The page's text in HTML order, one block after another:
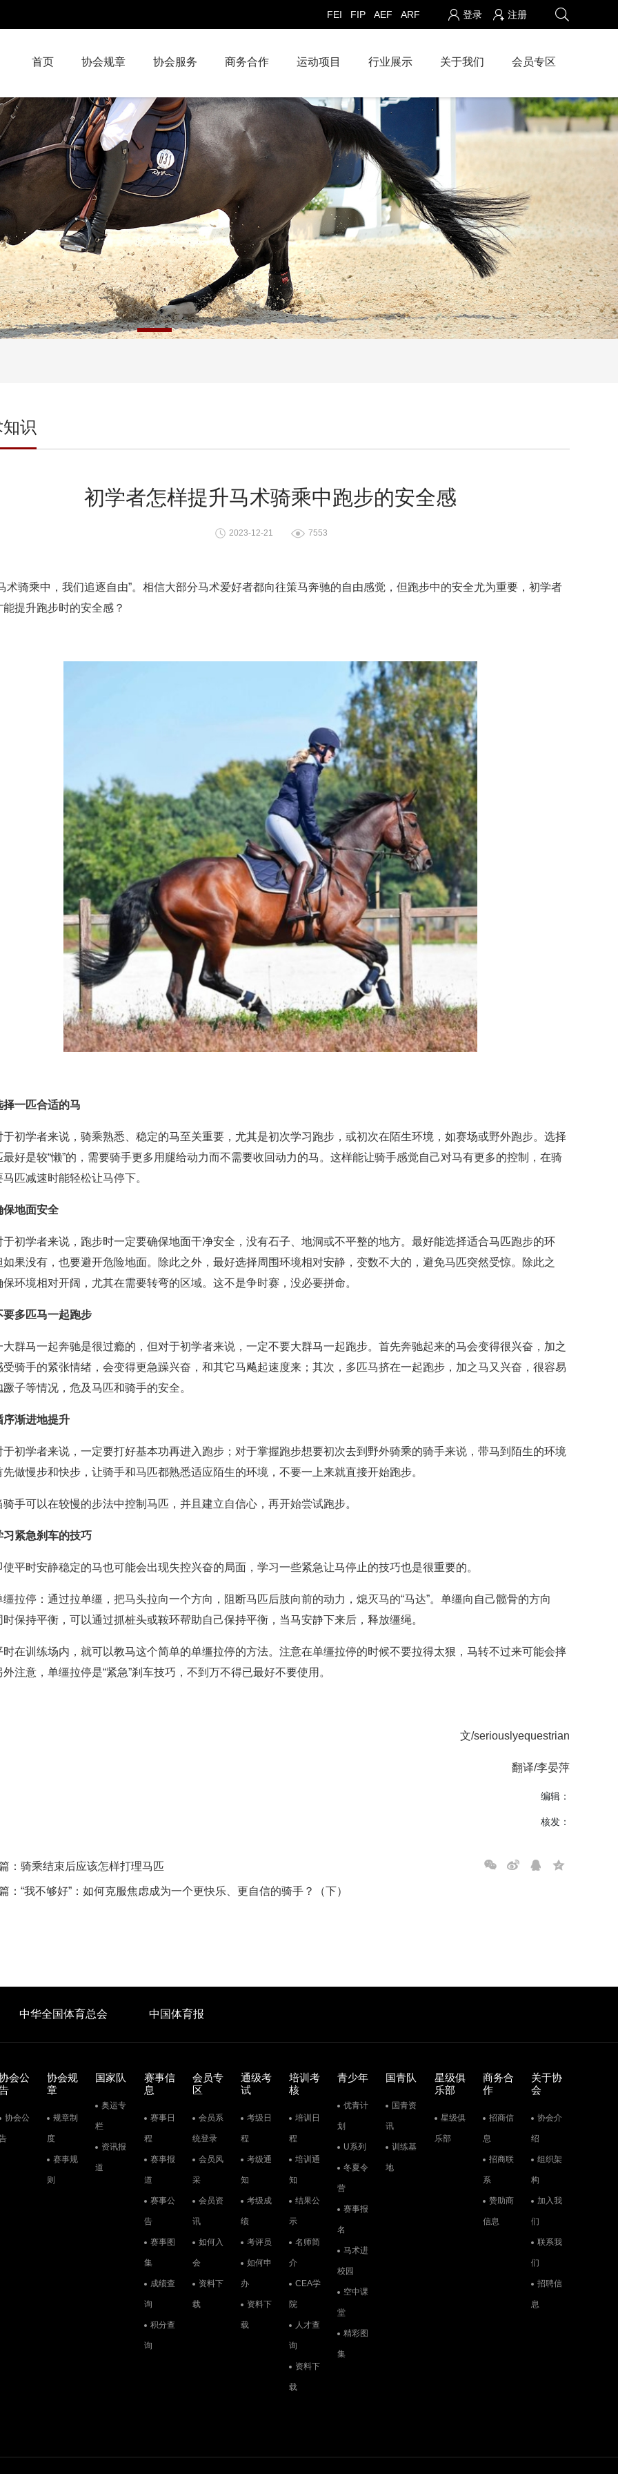
登录 注册
FEI FIP AEF ARF
首页 协会规章 协会服务 商务合作 运动项目 行业展示 关于我们 会员专区
识
初学者怎样提升马术骑乘中跑步的安全感
2023-12-21 7553
术骑乘中，我们追逐自由”。相信大部分马术爱好者都向往策马奔驰的自由感觉，但跑步中的安全尤为重要，初学者
能提升跑步时的安全感？
择一匹合适的马
于初学者来说，骑乘熟悉、稳定的马至关重要，尤其是初次学习跑步，或初次在陌生环境，如赛场或野外跑步。选择
最好是较“懒”的，需要骑手更多用腿给动力而不需要收回动力的马。这样能让骑手感觉自己对马有更多的控制，在骑
匹减速时能轻松让马停下。
保地面安全
于初学者来说，跑步时一定要确保地面干净安全，没有石子、地洞或不平整的地方。最好能选择适合马匹跑步的环
如果没有，也要避开危险地面。除此之外，最好选择周围环境相对安静，变数不大的，避免马匹突然受惊。除此之
保环境相对开阔，尤其在需要转弯的区域。这不是争时赛，没必要拼命。
要多匹马一起跑步
大群马一起奔驰是很过瘾的，但对于初学者来说，一定不要大群马一起跑步。首先奔驰起来的马会变得很兴奋，加之
受骑手的紧张情绪，会变得更急躁兴奋，和其它马飚起速度来；其次，多匹马挤在一起跑步，加之马又兴奋，很容易
蹶子等情况，危及马匹和骑手的安全。
序渐进地提升
于初学者来说，一定要打好基本功再进入跑步；对于掌握跑步想要初次去到野外骑乘的骑手来说，带马到陌生的环境
先做慢步和快步，让骑手和马匹都熟悉适应陌生的环境，不要一上来就直接开始跑步。
骑手可以在较慢的步法中控制马匹，并且建立自信心，再开始尝试跑步。
习紧急刹车的技巧
使平时安静稳定的马也可能会出现失控兴奋的局面，学习一些紧急让马停止的技巧也是很重要的。
缰拉停：通过拉单缰，把马头拉向一个方向，阻断马匹后肢向前的动力，熄灭马的“马达”。单缰向自己髋骨的方向
时保持平衡，可以通过抓桩头或鞍环帮助自己保持平衡，当马安静下来后，释放缰绳。
时在训练场内，就可以教马这个简单的单缰拉停的方法。注意在单缰拉停的时候不要拉得太狠，马转不过来可能会摔
注意，单缰拉停是“紧急”刹车技巧，不到万不得已最好不要使用。
文/seriouslyequestrian
翻译/李晏萍
编辑：
核发：
： 骑乘结束后应该怎样打理马匹
： “我不够好”：如何克服焦虑成为一个更快乐、更自信的骑手？（下）
中华全国体育总会 中国体育报
会公
协会公
协会规
章
规章制
度
赛事规
则
国家队
奥运专
栏
资讯报
道
赛事信
息
赛事日
程
赛事报
道
赛事公
告
赛事图
集
成绩查
询
积分查
询
会员专
区
会员系
统登录
会员风
采
会员资
讯
如何入
会
资料下
载
通级考
试
考级日
程
考级通
知
考级成
绩
考评员
如何申
办
资料下
载
培训考
核
培训日
程
培训通
知
结果公
示
名师简
介
CEA学
院
人才查
询
资料下
载
青少年
优青计
划
U系列
冬夏令
营
赛事报
名
马术进
校园
空中课
堂
精彩图
集
国青队
国青资
讯
训练基
地
星级俱
乐部
星级俱
乐部
商务合
作
招商信
息
招商联
系
赞助商
信息
关于协
会
协会介
绍
组织架
构
加入我
们
联系我
们
招聘信
息